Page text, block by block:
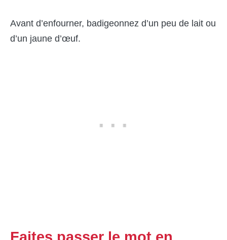
Avant d’enfourner, badigeonnez d’un peu de lait ou
d’un jaune d’œuf.
Faites passer le mot en